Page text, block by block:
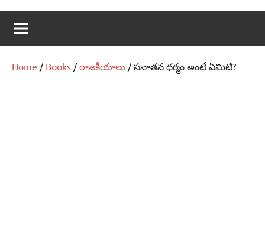
బుక్
Home / Books /రాజకీయాలు / సనాతన ధర్మం అంటే ఏమిటి?